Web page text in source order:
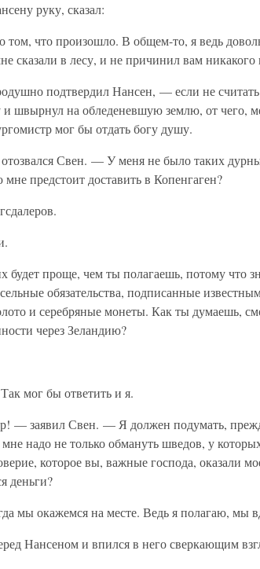
руку, сказал:
что произошло. В общем-то, я ведь
сказали в лесу, и не причинил вам никакого
подтвердил Нансен, — если не считать
швырнул на обледеневшую землю, от чего,
мог бы отдать богу душу.
Свен. — У меня не было таких
предстоит доставить в Копенгаген?
будет проще, чем ты полагаешь, потому что
обязательства, подписанные
и серебряные монеты. Как ты думаешь,
через Зеландию?
мог бы ответить и я.
— заявил Свен. — Я должен подумать,
надо не только обмануть шведов, у
которое вы, важные господа, оказали
деньги?
мы окажемся на месте. Ведь я полагаю, мы
Нансеном и впился в него сверкающим